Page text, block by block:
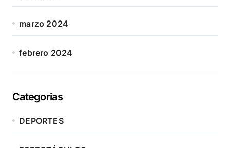
marzo 2024
febrero 2024
Categorias
DEPORTES